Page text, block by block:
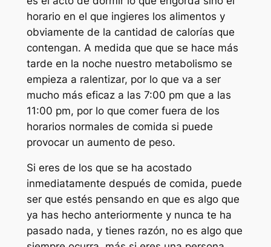
horario en el que ingieres los alimentos y
obviamente de la cantidad de calorías que
contengan. A medida que que se hace más
tarde en la noche nuestro metabolismo se
empieza a ralentizar, por lo que va a ser
mucho más eficaz a las 7:00 pm que a las
11:00 pm, por lo que comer fuera de los
horarios normales de comida si puede
provocar un aumento de peso.
Si eres de los que se ha acostado
inmediatamente después de comida, puede
ser que estés pensando en que es algo que
ya has hecho anteriormente y nunca te ha
pasado nada, y tienes razón, no es algo que